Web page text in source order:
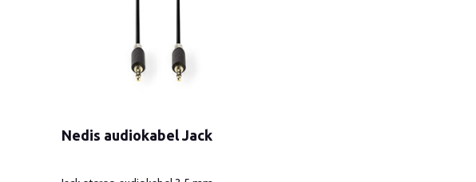
Nedis audiokabel Jack